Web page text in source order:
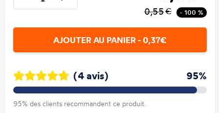
0,55€ - 100 %
AJOUTER AU PANIER - 0,37€
(4 avis) 95%
95% des clients recommandent ce produit.